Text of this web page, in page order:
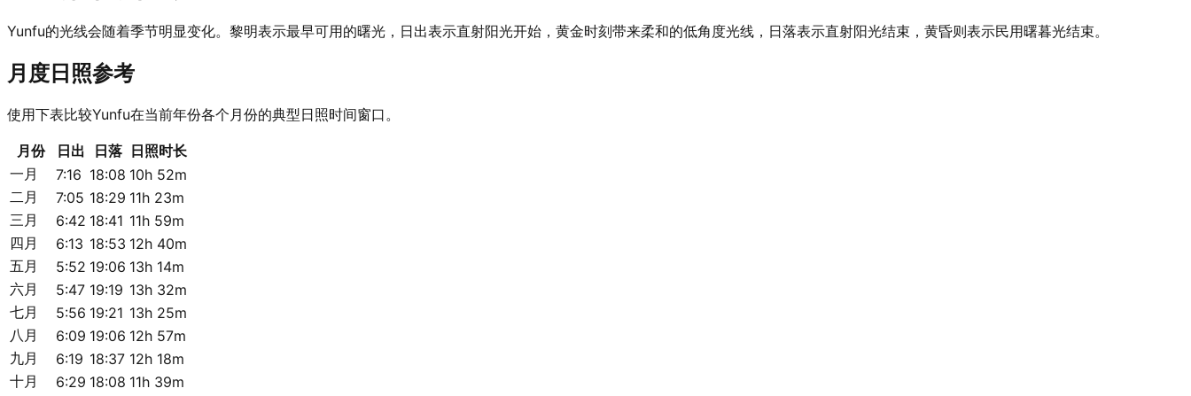
Yunfu的光线会随着季节明显变化。黎明表示最早可用的曙光，日出表示直射阳光开始，黄金时刻带来柔和的低角度光线，日落表示直射阳光结束，黄昏则表示民用曙暮光结束。
月度日照参考
使用下表比较Yunfu在当前年份各个月份的典型日照时间窗口。
月份 日出 日落 日照时长
一月
7:16 18:08 10h 52m
二月
7:05 18:29 11h 23m
三月
6:42 18:41 11h 59m
四月
6:13 18:53 12h 40m
五月
5:52 19:06 13h 14m
六月
5:47 19:19 13h 32m
七月
5:56 19:21 13h 25m
八月
6:09 19:06 12h 57m
九月
6:19 18:37 12h 18m
十月
6:29 18:08 11h 39m